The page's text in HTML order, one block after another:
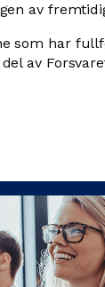
av
som har
av